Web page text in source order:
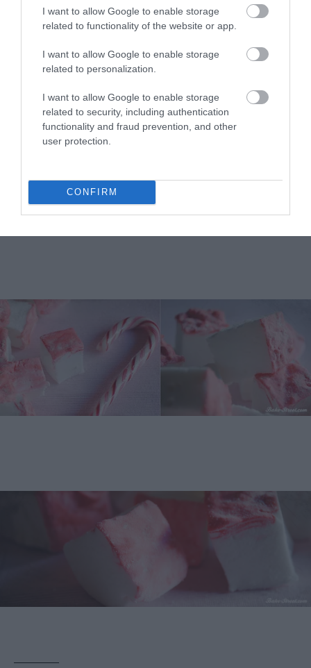
I want to allow Google to enable storage
related to functionality of the website or app.
I want to allow Google to enable storage
related to personalization.
I want to allow Google to enable storage
related to security, including authentication
functionality and fraud prevention, and other
user protection.
CONFIRM